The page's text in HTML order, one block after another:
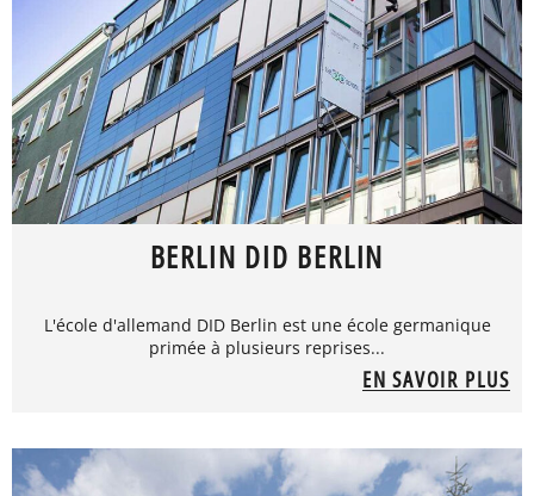
BERLIN DID BERLIN
L'école d'allemand DID Berlin est une école germanique
primée à plusieurs reprises...
EN SAVOIR PLUS